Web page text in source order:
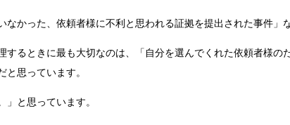
なかった、依頼者様に不利と思われる証拠を提出された事件
するときに最も大切なのは、「自分を選んでくれた依頼者様
と思っています。
と思っています。